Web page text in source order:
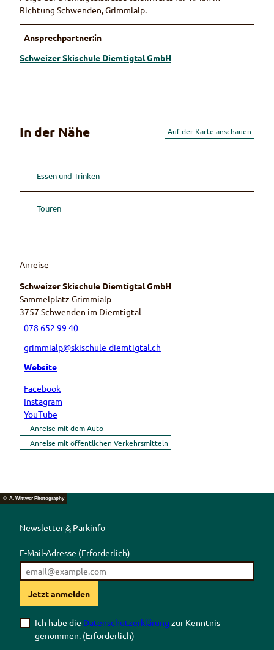
Richtung Schwenden, Grimmialp.
Ansprechpartner:in
Schweizer Skischule Diemtigtal GmbH
In der Nähe Auf der Karte anschauen
Essen und Trinken
Touren
Anreise
Schweizer Skischule Diemtigtal GmbH
Sammelplatz Grimmialp
3757 Schwenden im Diemtigtal
078 652 99 40
grimmialp@skischule-diemtigtal.ch
Website
Facebook
Instagram
YouTube
Anreise mit dem Auto
Anreise mit öffentlichen Verkehrsmitteln
© A. Wittwer Photography
Newsletter& Parkinfo
E-Mail-Adresse (Erforderlich)
Jetzt anmelden
Ich habe die Datenschutzerklärung zur Kenntnis
genommen. (Erforderlich)